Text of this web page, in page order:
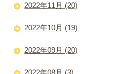
2022年11月 (20)
2022年10月 (19)
2022年09月 (20)
2022年08月 (3)